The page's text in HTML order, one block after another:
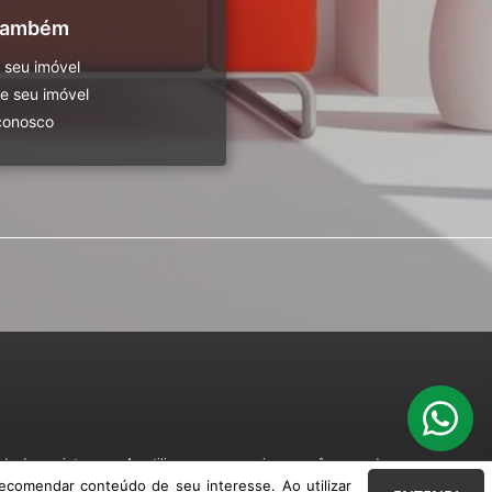
imóvel
seu imóvel
de seu interesse. Ao utilizar nossos serviços, você concorda com nossa
conteúdo de seu interesse. Ao utilizar